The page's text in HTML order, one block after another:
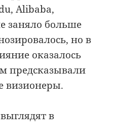
Alibaba,
заняло больше
но в
оказалось
предсказывали
визионеры.
в